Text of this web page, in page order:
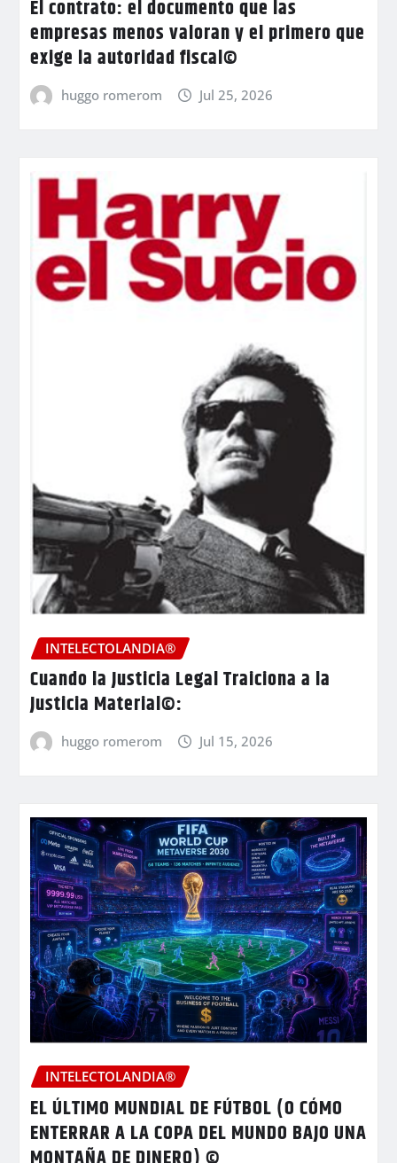
El contrato: el documento que las
empresas menos valoran y el primero que
exige la autoridad fiscal©
huggo romerom Jul 25, 2026
INTELECTOLANDIA®
Cuando la Justicia Legal Traiciona a la
Justicia Material©:
huggo romerom Jul 15, 2026
INTELECTOLANDIA®
EL ÚLTIMO MUNDIAL DE FÚTBOL (O CÓMO
ENTERRAR A LA COPA DEL MUNDO BAJO UNA